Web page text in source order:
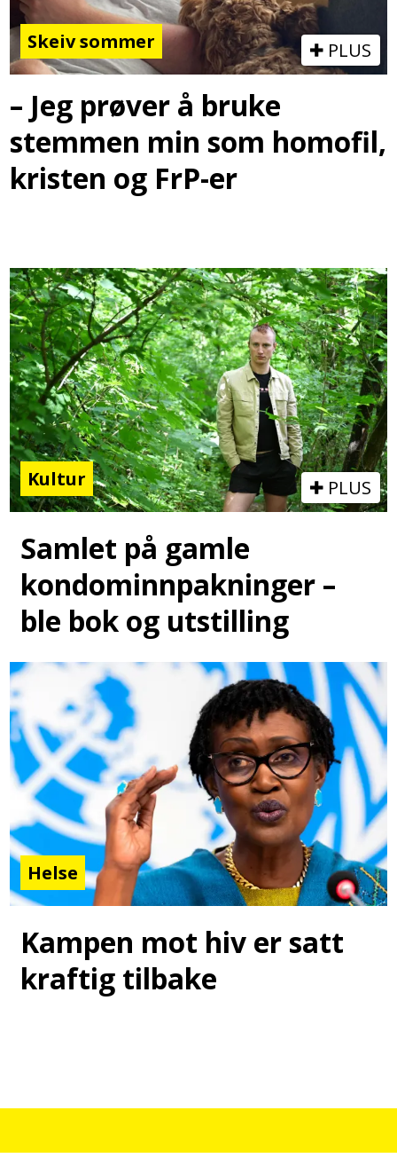
Skeiv sommer PLUS
– Jeg prøver å bruke
stemmen min som homofil,
kristen og FrP-er
Kultur PLUS
Samlet på gamle
kondominnpakninger –
ble bok og utstilling
Helse
Kampen mot hiv er satt
kraftig tilbake